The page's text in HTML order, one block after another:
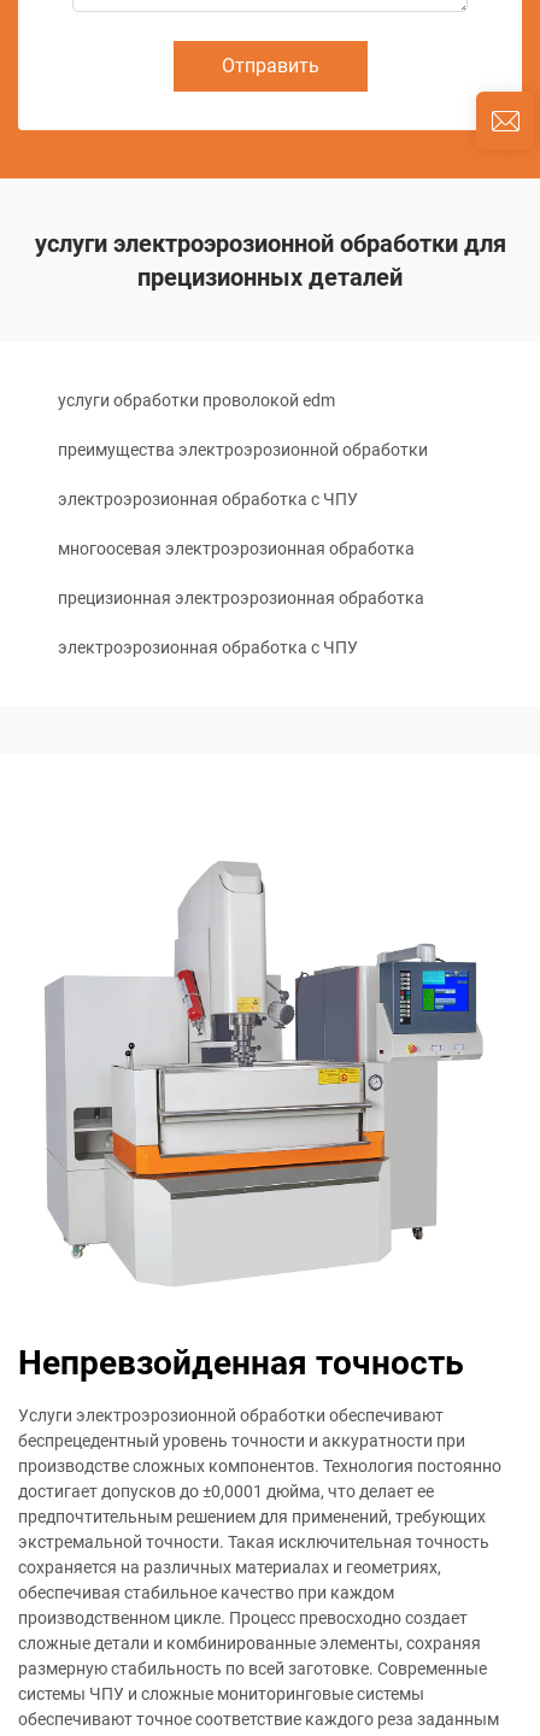
Отправить
услуги электроэрозионной обработки для
прецизионных деталей
услуги обработки проволокой edm
преимущества электроэрозионной обработки
электроэрозионная обработка с ЧПУ
многоосевая электроэрозионная обработка
прецизионная электроэрозионная обработка
электроэрозионная обработка с ЧПУ
Непревзойденная точность
Услуги электроэрозионной обработки обеспечивают
беспрецедентный уровень точности и аккуратности при
производстве сложных компонентов. Технология постоянно
достигает допусков до ±0,0001 дюйма, что делает ее
предпочтительным решением для применений, требующих
экстремальной точности. Такая исключительная точность
сохраняется на различных материалах и геометриях,
обеспечивая стабильное качество при каждом
производственном цикле. Процесс превосходно создает
сложные детали и комбинированные элементы, сохраняя
размерную стабильность по всей заготовке. Современные
системы ЧПУ и сложные мониторинговые системы
обеспечивают точное соответствие каждого реза заданным